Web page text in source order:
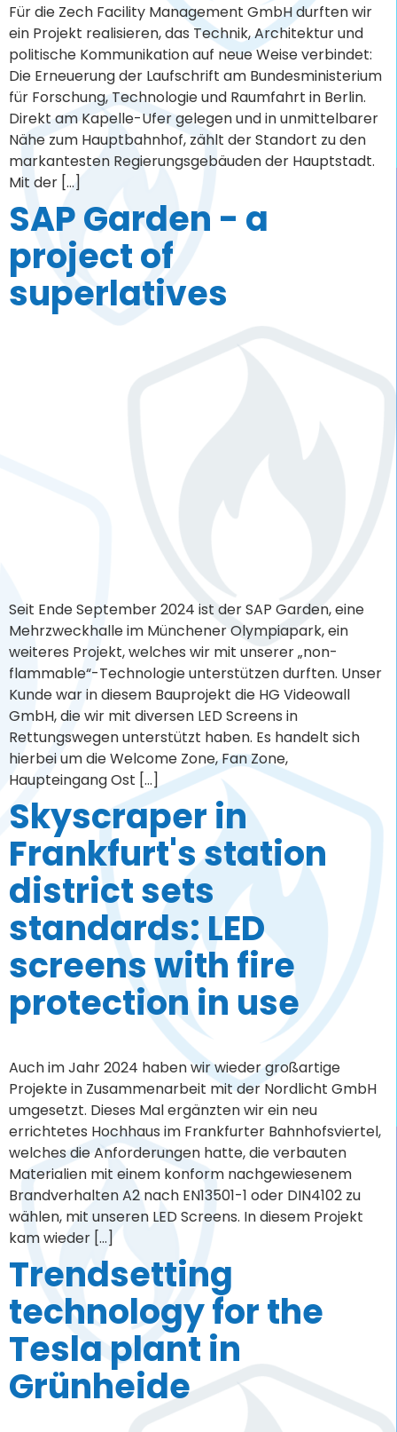
Für die Zech Facility Management GmbH durften wir
ein Projekt realisieren, das Technik, Architektur und
politische Kommunikation auf neue Weise verbindet:
Die Erneuerung der Laufschrift am Bundesministerium
für Forschung, Technologie und Raumfahrt in Berlin.
Direkt am Kapelle-Ufer gelegen und in unmittelbarer
Nähe zum Hauptbahnhof, zählt der Standort zu den
markantesten Regierungsgebäuden der Hauptstadt.
Mit der […]
SAP Garden - a
project of
superlatives
Frankfurt's station
district sets
standards: LED
screens with fire
protection in use
Auch im Jahr 2024 haben wir wieder großartige
Projekte in Zusammenarbeit mit der Nordlicht GmbH
umgesetzt. Dieses Mal ergänzten wir ein neu
errichtetes Hochhaus im Frankfurter Bahnhofsviertel,
welches die Anforderungen hatte, die verbauten
Materialien mit einem konform nachgewiesenem
Brandverhalten A2 nach EN13501-1 oder DIN4102 zu
wählen, mit unseren LED Screens. In diesem Projekt
kam wieder […]
Trendsetting
technology for the
Tesla plant in
Grünheide
Im Jahr 2023 haben wir für das Tesla Werk in
Grünheide die umfassende Planung und Umsetzung
modernster technischer Systeme übernommen, um
den Betrieb effizient, interaktiv und zukunftssicher zu
gestalten. Unser Auftrag gliedert sich in zwei
Hauptphasen: die Entwurfs- und Konzeptionsphase
sowie die Lieferung der passenden Hardware. In der
ersten Phase erstellen wir die Elektro-, Medien-, […]
LED container to go